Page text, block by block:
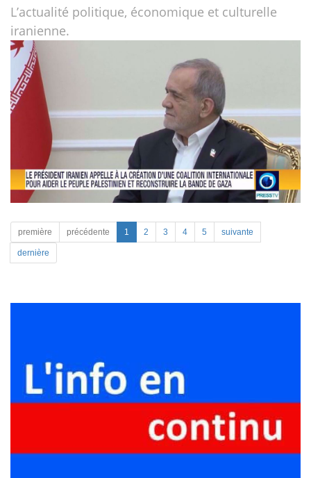
L’actualité politique, économique et culturelle
iranienne.
première précédente 1 2 3 4 5 suivante
dernière